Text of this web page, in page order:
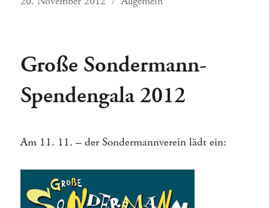
Große Sondermann-
Spendengala 2012
Am 11. 11. – der Sondermannverein lädt ein: